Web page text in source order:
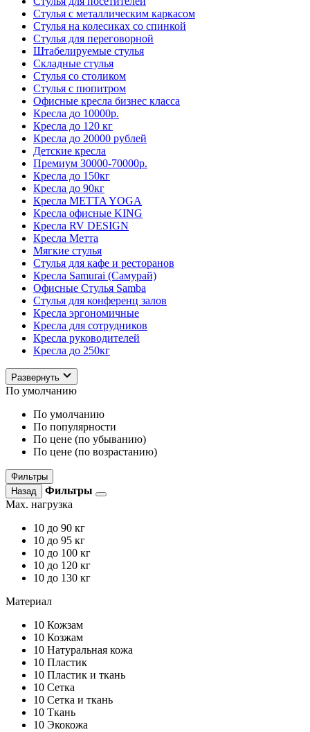
Стулья с металлическим каркасом
Стулья на колесиках со спинкой
Стулья для переговорной
Штабелируемые стулья
Складные стулья
Стулья со столиком
Стулья с пюпитром
Офисные кресла бизнес класса
Кресла до 10000р.
Кресла до 120 кг
Кресла до 20000 рублей
Детские кресла
Премиум 30000-70000р.
Кресла до 150кг
Кресла до 90кг
Кресла METTA YOGA
Кресла офисные KING
Кресла RV DESIGN
Кресла Метта
Мягкие стулья
Стулья для кафе и ресторанов
Кресла Samurai (Самурай)
Офисные Стулья Samba
Стулья для конференц залов
Кресла эргономичные
Кресла для сотрудников
Кресла руководителей
Кресла до 250кг
Развернуть
По умолчанию
По умолчанию
По популярности
По цене (по убыванию)
По цене (по возрастанию)
Фильтры
Назад
Фильтры
Max. нагрузка
10 до 90 кг
10 до 95 кг
10 до 100 кг
10 до 120 кг
10 до 130 кг
Материал
10 Кожзам
10 Козжам
10 Натуральная кожа
10 Пластик
10 Пластик и ткань
10 Сетка
10 Сетка и ткань
10 Ткань
10 Экокожа